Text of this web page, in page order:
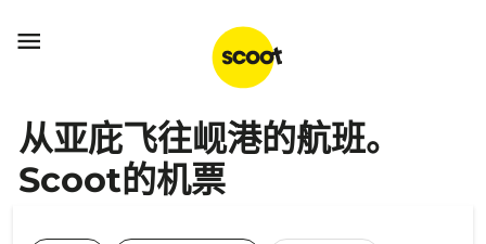

从亚庇飞往岘港的航班。
Scoot的机票